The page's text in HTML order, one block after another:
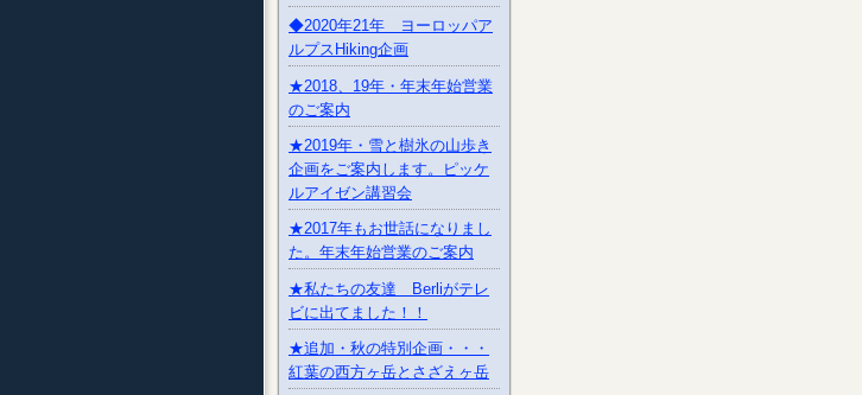
◆2020年21年 ヨーロッパア
ルプスHiking企画
★2018、19年・年末年始営業
のご案内
★2019年・雪と樹氷の山歩き
企画をご案内します。ピッケ
ルアイゼン講習会
★2017年もお世話になりまし
た。年末年始営業のご案内
★私たちの友達 Berliがテレ
ビに出てました！！
★追加・秋の特別企画・・・
紅葉の西方ヶ岳とさざえヶ岳